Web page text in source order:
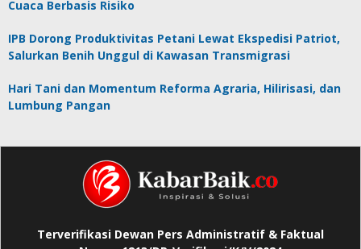
Cuaca Berbasis Risiko
IPB Dorong Produktivitas Petani Lewat Ekspedisi Patriot,
Salurkan Benih Unggul di Kawasan Transmigrasi
Hari Tani dan Momentum Reforma Agraria, Hilirisasi, dan
Lumbung Pangan
Terverifikasi Dewan Pers Administratif & Faktual